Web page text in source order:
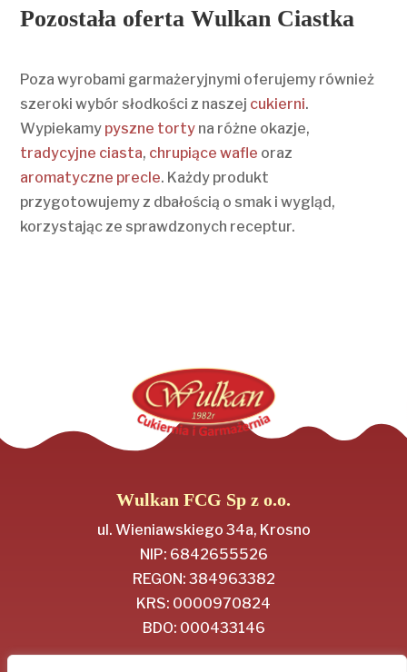
Pozostała oferta Wulkan Ciastka
Poza wyrobami garmażeryjnymi oferujemy również
szeroki wybór słodkości z naszej cukierni.
Wypiekamy pyszne torty na różne okazje,
tradycyjne ciasta, chrupiące wafle oraz
aromatyczne precle. Każdy produkt
przygotowujemy z dbałością o smak i wygląd,
korzystając ze sprawdzonych receptur.
Wulkan FCG Sp z o.o.
ul. Wieniawskiego 34a, Krosno
NIP: 6842655526
REGON: 384963382
KRS: 0000970824
BDO: 000433146